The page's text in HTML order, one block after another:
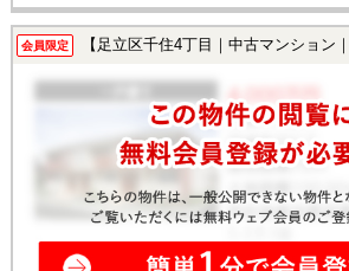
会員限定 【足立区千住4丁目｜中古マンション｜